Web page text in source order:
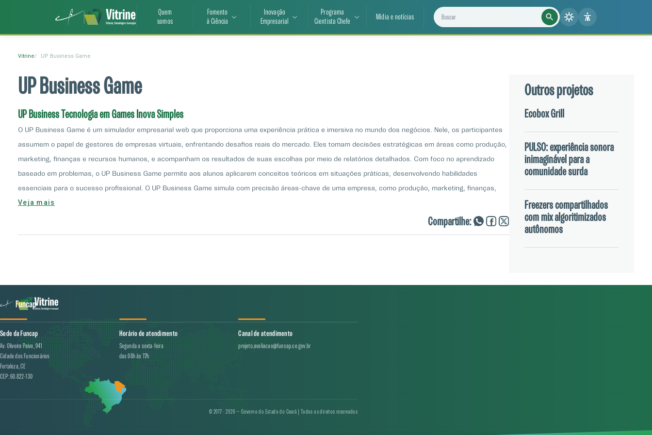
Quem
somos
Fomento
à Ciência
Inovação
Empresarial
Programa
Cientista Chefe
Mídia e notícias Buscar projetos, notícias e cientistas
Vitrine UP Business Game
UP Business Game
UP Business Tecnologia em Games Inova Simples
O UP Business Game é um simulador empresarial web que proporciona uma experiência prática e imersiva no mundo dos negócios. Nele, os participantes
assumem o papel de gestores de empresas virtuais, enfrentando desafios reais do mercado. Eles tomam decisões estratégicas em áreas como produção,
marketing, finanças e recursos humanos, e acompanham os resultados de suas escolhas por meio de relatórios detalhados. Com foco no aprendizado
baseado em problemas, o UP Business Game permite aos alunos aplicarem conceitos teóricos em situações práticas, desenvolvendo habilidades
essenciais para o sucesso profissional. O UP Business Game simula com precisão áreas-chave de uma empresa, como produção, marketing, finanças,
recursos humanos e logística. Essa abordagem holística proporciona aos participantes uma compreensão abrangente do funcionamento de um negócio e
Veja mais
Compartilhe:
Outros projetos
Ecobox Grill
PULSO: experiência sonora
inimaginável para a
comunidade surda
Freezers compartilhados
com mix algoritimizados
autônomos
Sede da Funcap
Av. Oliveira Paiva, 941
Cidade dos Funcionários
Fortaleza, CE
CEP: 60.822-130
Horário de atendimento
Segunda a sexta-feira
das 08h às 17h
Canal de atendimento
projeto.avaliacao@funcap.ce.gov.br
© 2017 - 2026 — Governo do Estado do Ceará | Todos os direitos reservados